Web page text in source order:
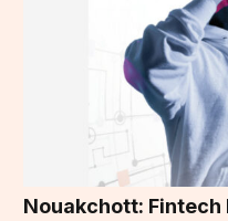
Nouakchott: